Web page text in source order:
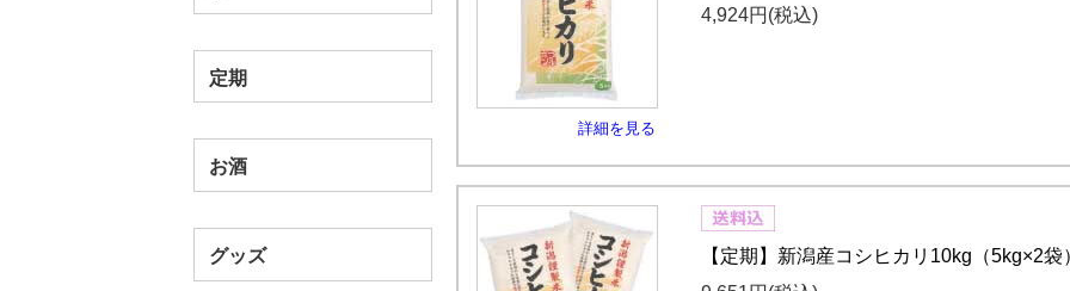
定期
お酒
グッズ
詳細を見る
4,924円 (税込)
【定期】新潟産コシヒカリ10kg（5kg×2袋